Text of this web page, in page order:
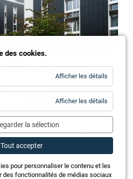
pour la planification et la
incendie
des cookies.
Afficher les détails
Afficher les détails
la sélection
Tout accepter
pour personnaliser le contenu et les
des fonctionnalités de médias sociaux